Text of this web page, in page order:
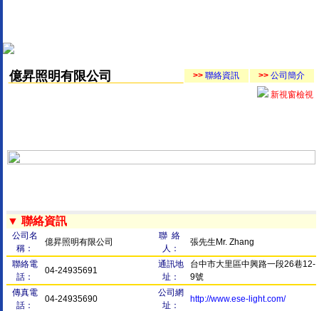
億昇照明有限公司 >> 聯絡資訊 >> 公司簡介
新視窗檢視
▼ 聯絡資訊
公司名
稱：
億昇照明有限公司
聯 絡
人：
張先生Mr. Zhang
聯絡電
話：
04-24935691
通訊地
址：
台中市大里區中興路一段26巷12-
9號
傳真電
話：
04-24935690
公司網
址：
http://www.ese-light.com/